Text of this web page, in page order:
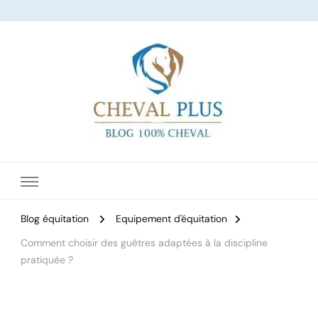
Blog équitation
Equipement d'équitation
Comment choisir des guêtres adaptées à la discipline
pratiquée ?